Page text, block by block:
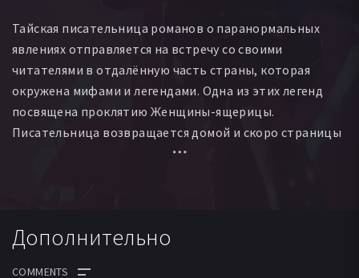
Тайская писательница романов о паранормальных
явлениях отправляется на встречу со своими
читателями в отдалённую часть страны, которая
окружена мифами и легендами. Одна из этих легенд
посвящена проклятию Женщины-ящерицы.
Писательница возвращается домой и скоро страницы
её нового романа о призраках начнут оживать.
Дополнительно